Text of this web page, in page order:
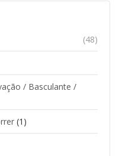
(48)
/ Basculante /
(1)